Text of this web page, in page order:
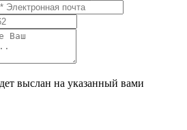
выслан на указанный вами